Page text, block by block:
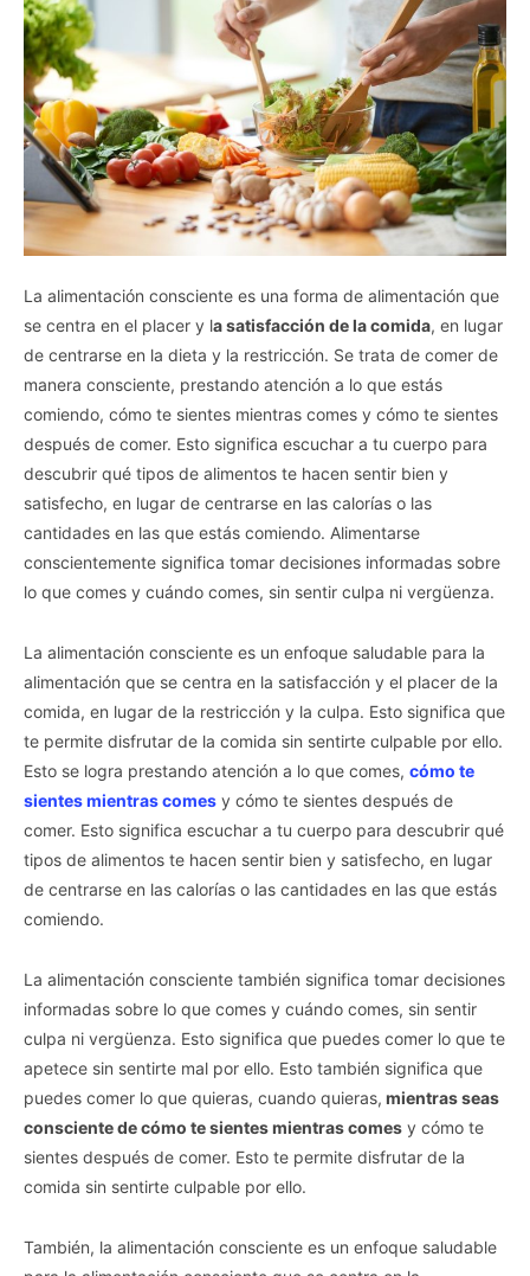
La alimentación consciente es una forma de alimentación que
se centra en el placer y la satisfacción de la comida, en lugar
de centrarse en la dieta y la restricción. Se trata de comer de
manera consciente, prestando atención a lo que estás
comiendo, cómo te sientes mientras comes y cómo te sientes
después de comer. Esto significa escuchar a tu cuerpo para
descubrir qué tipos de alimentos te hacen sentir bien y
satisfecho, en lugar de centrarse en las calorías o las
cantidades en las que estás comiendo. Alimentarse
conscientemente significa tomar decisiones informadas sobre
lo que comes y cuándo comes, sin sentir culpa ni vergüenza.
La alimentación consciente es un enfoque saludable para la
alimentación que se centra en la satisfacción y el placer de la
comida, en lugar de la restricción y la culpa. Esto significa que
te permite disfrutar de la comida sin sentirte culpable por ello.
Esto se logra prestando atención a lo que comes, cómo te
sientes mientras comes y cómo te sientes después de
comer. Esto significa escuchar a tu cuerpo para descubrir qué
tipos de alimentos te hacen sentir bien y satisfecho, en lugar
de centrarse en las calorías o las cantidades en las que estás
comiendo.
La alimentación consciente también significa tomar decisiones
informadas sobre lo que comes y cuándo comes, sin sentir
culpa ni vergüenza. Esto significa que puedes comer lo que te
apetece sin sentirte mal por ello. Esto también significa que
puedes comer lo que quieras, cuando quieras, mientras seas
consciente de cómo te sientes mientras comes y cómo te
sientes después de comer. Esto te permite disfrutar de la
comida sin sentirte culpable por ello.
También, la alimentación consciente es un enfoque saludable